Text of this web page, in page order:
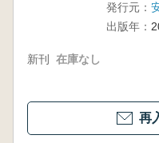
発行元：
出版年：
新刊 在庫なし
再